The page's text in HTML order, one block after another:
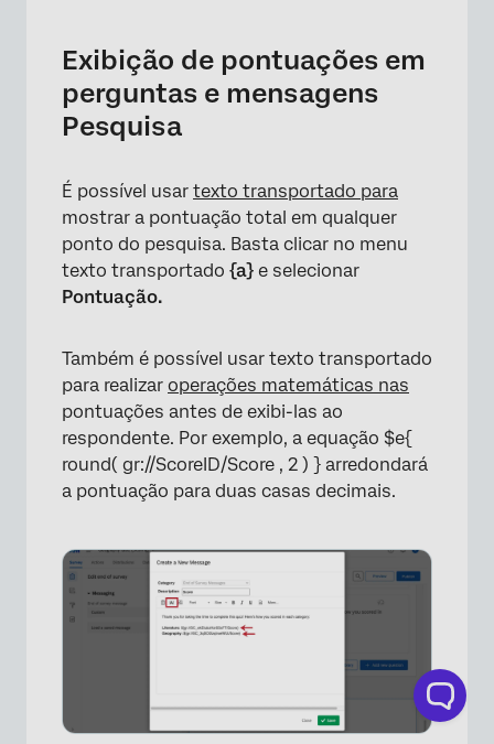
×
Exibição de pontuações em
perguntas e mensagens
Pesquisa
É possível usar texto transportado para
mostrar a pontuação total em qualquer
ponto do pesquisa. Basta clicar no menu
texto transportado {a} e selecionar
Pontuação.
Também é possível usar texto transportado
para realizar operações matemáticas nas
pontuações antes de exibi-las ao
respondente. Por exemplo, a equação $e{
round( gr://ScoreID/Score , 2 ) } arredondará
a pontuação para duas casas decimais.